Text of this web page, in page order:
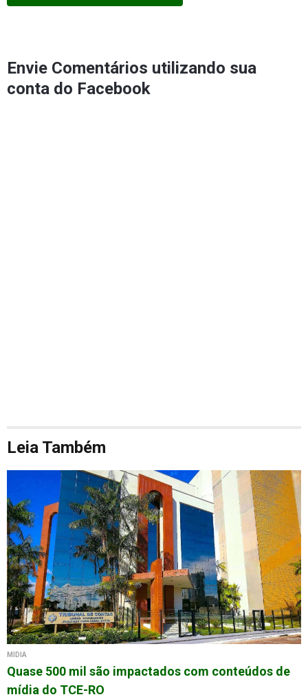
Envie Comentários utilizando sua
conta do Facebook
Leia Também
MÍDIA
Quase 500 mil são impactados com conteúdos de
mídia do TCE-RO